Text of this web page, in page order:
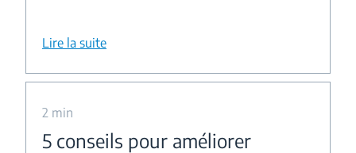
Lire la suite
2 min
5 conseils pour améliorer